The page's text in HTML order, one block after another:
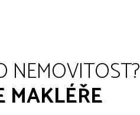
NEMOVITOST?
MAKLÉŘE